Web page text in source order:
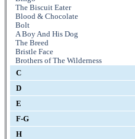
The Biscuit Eater
Blood & Chocolate
Bolt
A Boy And His Dog
The Breed
Bristle Face
Brothers of The Wilderness
C
D
E
F-G
H